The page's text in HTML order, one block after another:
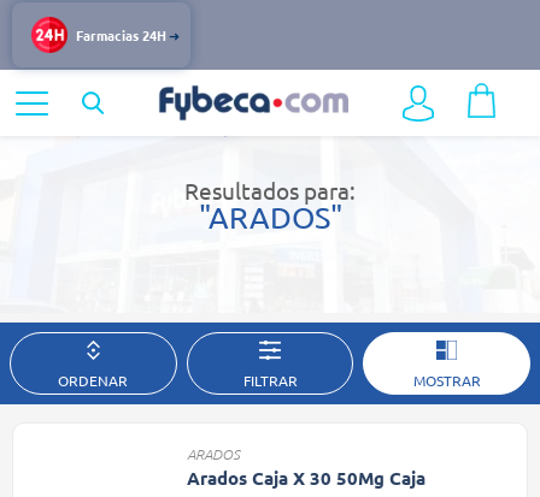
Farmacias 24H
Resultados de búsqueda
Resultados para:
"ARADOS"
ORDENAR FILTRAR MOSTRAR
ARADOS
Arados Caja X 30 50Mg Caja